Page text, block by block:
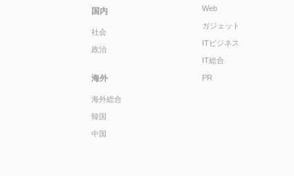
国内
社会
政治
海外
海外総合
韓国
中国
Web
ガジェット
ITビジネス
IT総合
PR